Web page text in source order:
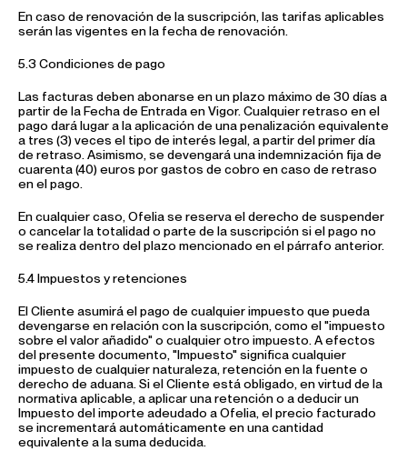
En caso de renovación de la suscripción, las tarifas aplicables
serán las vigentes en la fecha de renovación.
5.3 Condiciones de pago
Las facturas deben abonarse en un plazo máximo de 30 días a
partir de la Fecha de Entrada en Vigor. Cualquier retraso en el
pago dará lugar a la aplicación de una penalización equivalente
a tres (3) veces el tipo de interés legal, a partir del primer día
de retraso. Asimismo, se devengará una indemnización fija de
cuarenta (40) euros por gastos de cobro en caso de retraso
en el pago.
En cualquier caso, Ofelia se reserva el derecho de suspender
o cancelar la totalidad o parte de la suscripción si el pago no
se realiza dentro del plazo mencionado en el párrafo anterior.
5.4 Impuestos y retenciones
El Cliente asumirá el pago de cualquier impuesto que pueda
devengarse en relación con la suscripción, como el "impuesto
sobre el valor añadido" o cualquier otro impuesto. A efectos
del presente documento, "Impuesto" significa cualquier
impuesto de cualquier naturaleza, retención en la fuente o
derecho de aduana. Si el Cliente está obligado, en virtud de la
normativa aplicable, a aplicar una retención o a deducir un
Impuesto del importe adeudado a Ofelia, el precio facturado
se incrementará automáticamente en una cantidad
equivalente a la suma deducida.